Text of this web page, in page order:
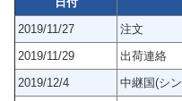
2019/11/27
注文
2019/11/29
出荷連絡
2019/12/4
中継国(シ